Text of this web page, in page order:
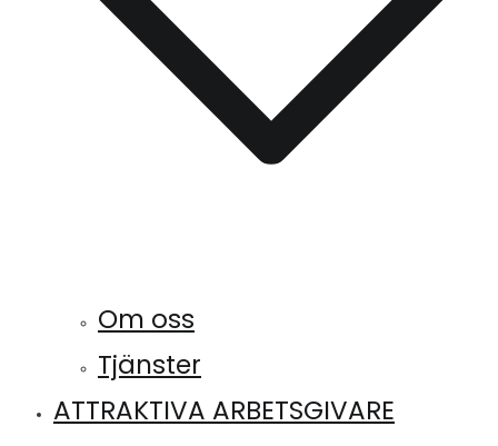
Om oss
Tjänster
ATTRAKTIVA ARBETSGIVARE